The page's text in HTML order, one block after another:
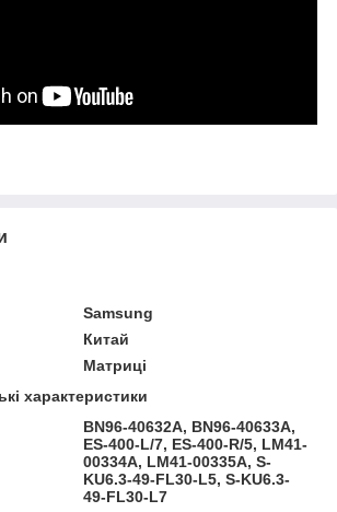
Samsung
Китай
Матриці
характеристики
BN96-40632A, BN96-40633A,
ES-400-L/7, ES-400-R/5, LM41-
00334A, LM41-00335A, S-
KU6.3-49-FL30-L5, S-KU6.3-
49-FL30-L7